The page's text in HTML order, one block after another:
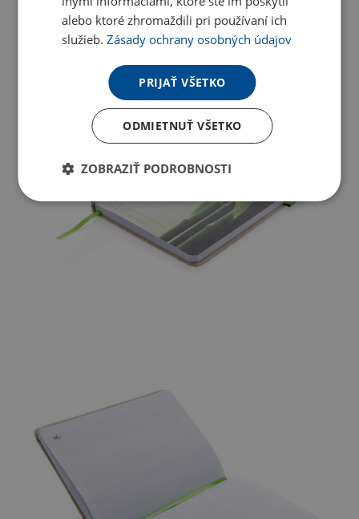
alebo ktoré zhromaždili pri používaní ich
služieb.Zásady ochrany osobných údajov
PRIJAŤ VŠETKO
ODMIETNUŤ VŠETKO
ZOBRAZIŤ PODROBNOSTI